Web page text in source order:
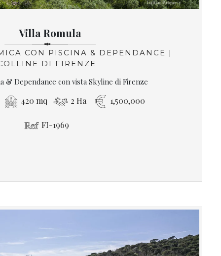
Villa Romula
CON PISCINA & DEPENDANCE |
DI FIRENZE
& Dependance con vista Skyline di Firenze
420 mq 2 Ha 1,500,000
FI-1969